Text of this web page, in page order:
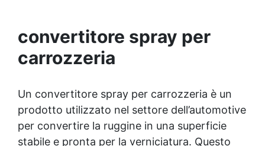
qualsiasi superficie, senza colature, anche con
un'applicazione singola. ✅ Versatilità: Ideale
per diverse superfici, tra cui resina, legno,
metallo e plastica, migliorando aspetto e
convertitore spray per
carrozzeria
Un convertitore spray per carrozzeria è un
prodotto utilizzato nel settore dell’automotive
per convertire la ruggine in una superficie
stabile e pronta per la verniciatura. Questo